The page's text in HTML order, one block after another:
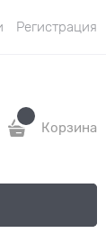
Регистрация
Корзина